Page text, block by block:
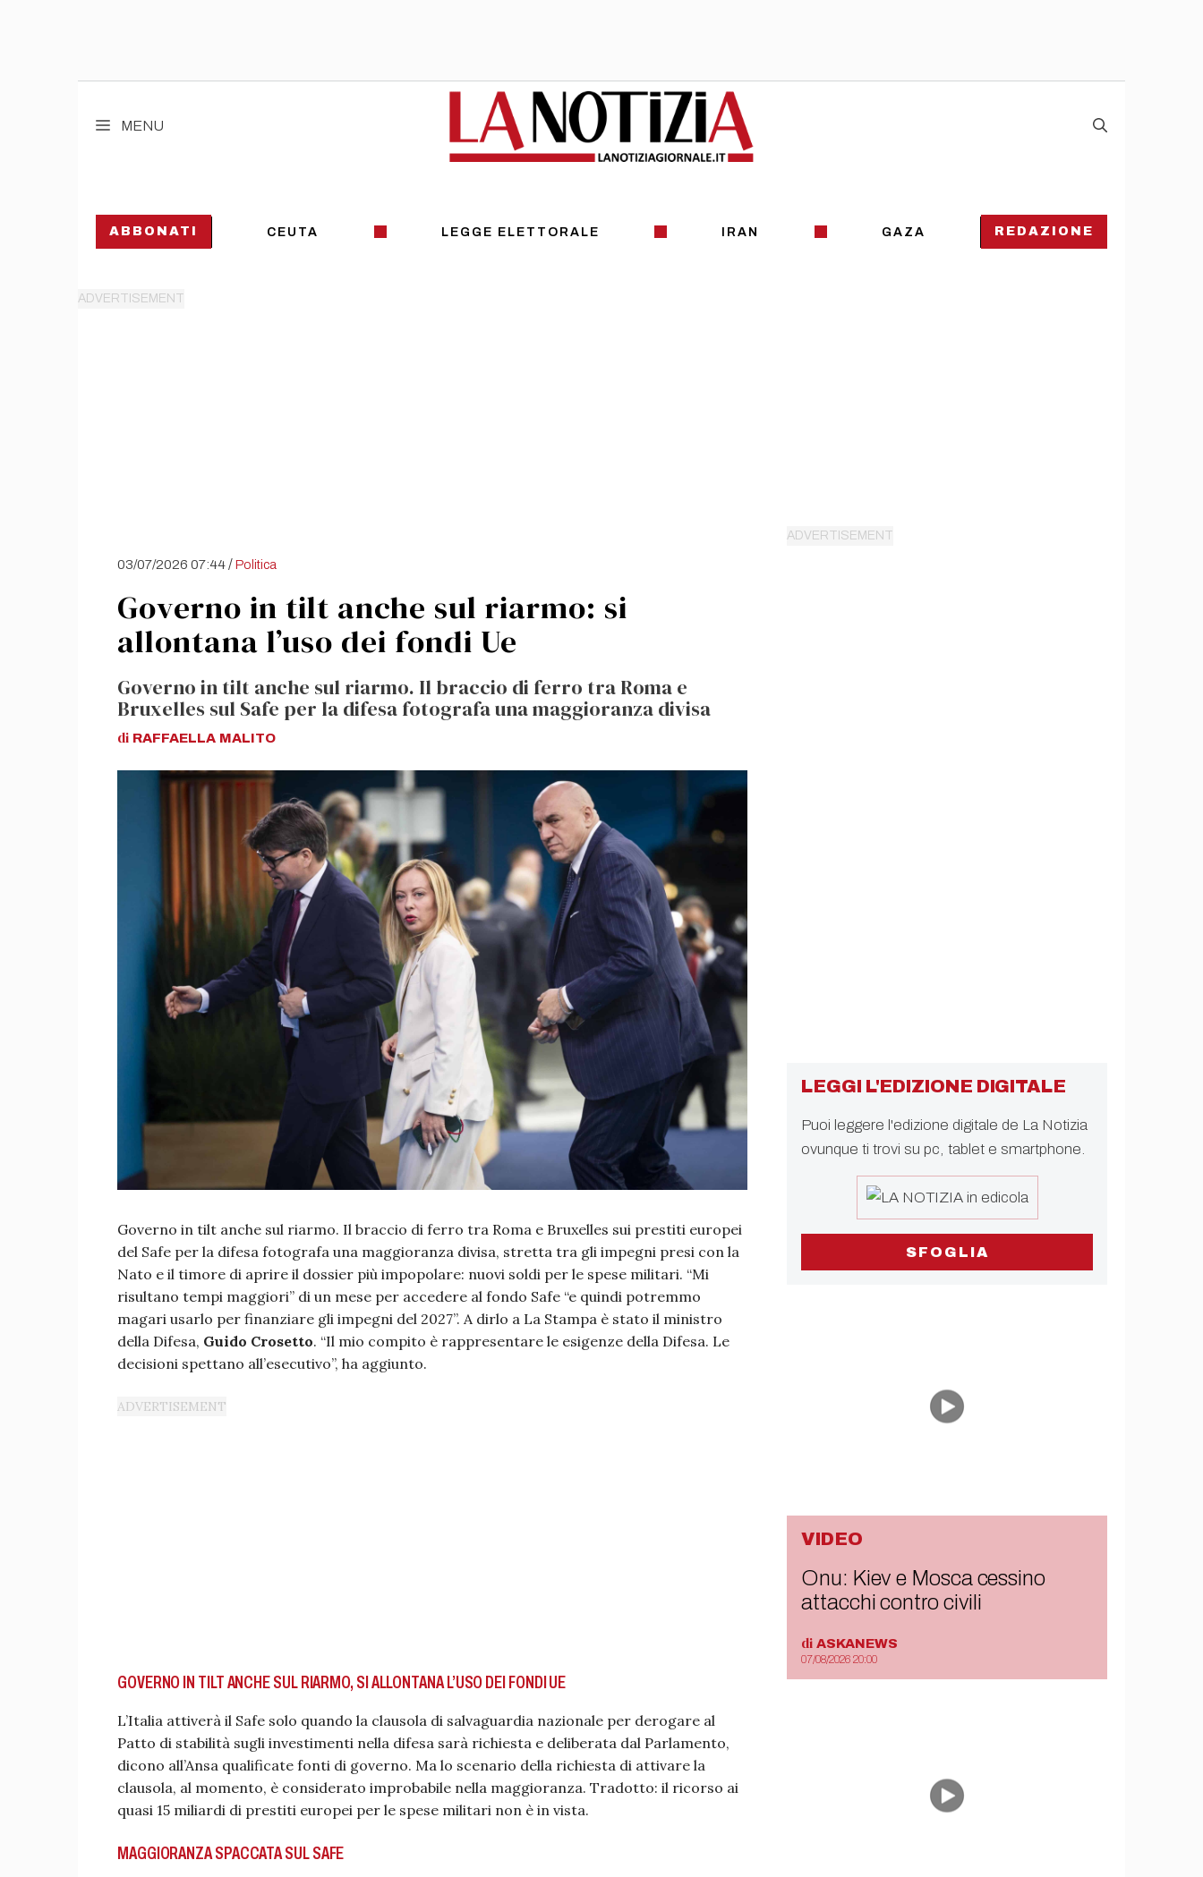
MENU
ABBONATI CEUTA LEGGE ELETTORALE IRAN GAZA REDAZIONE
03/07/2026 07:44/Politica
Governo in tilt anche sul riarmo: si
allontana l’uso dei fondi Ue
Governo in tilt anche sul riarmo. Il braccio di ferro tra Roma e
Bruxelles sul Safe per la difesa fotografa una maggioranza divisa
di RAFFAELLA MALITO
Governo in tilt anche sul riarmo. Il braccio di ferro tra Roma e Bruxelles sui prestiti europei
del Safe per la difesa fotografa una maggioranza divisa, stretta tra gli impegni presi con la
Nato e il timore di aprire il dossier più impopolare: nuovi soldi per le spese militari. “Mi
risultano tempi maggiori” di un mese per accedere al fondo Safe “e quindi potremmo
magari usarlo per finanziare gli impegni del 2027”. A dirlo a La Stampa è stato il ministro
della Difesa, Guido Crosetto. “Il mio compito è rappresentare le esigenze della Difesa. Le
decisioni spettano all’esecutivo”, ha aggiunto.
GOVERNO IN TILT ANCHE SUL RIARMO, SI ALLONTANA L’USO DEI FONDI UE
L’Italia attiverà il Safe solo quando la clausola di salvaguardia nazionale per derogare al
Patto di stabilità sugli investimenti nella difesa sarà richiesta e deliberata dal Parlamento,
dicono all’Ansa qualificate fonti di governo. Ma lo scenario della richiesta di attivare la
clausola, al momento, è considerato improbabile nella maggioranza. Tradotto: il ricorso ai
quasi 15 miliardi di prestiti europei per le spese militari non è in vista.
MAGGIORANZA SPACCATA SUL SAFE
LEGGI L'EDIZIONE DIGITALE
Puoi leggere l'edizione digitale de La Notizia
ovunque ti trovi su pc, tablet e smartphone.
SFOGLIA
VIDEO
Onu: Kiev e Mosca cessino
attacchi contro civili
di ASKANEWS
07/08/2026 20:00